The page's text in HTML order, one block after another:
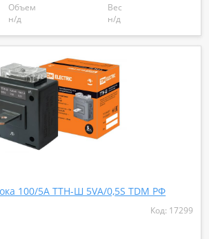
Объем
н/д
Вес
н/д
100/5А ТТН-Ш 5VA/0,5S TDM РФ
Код: 17299